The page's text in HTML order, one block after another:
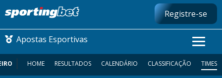
Registre-se
Apostas Esportivas
HOME RESULTADOS CALENDÁRIO CLASSIFICAÇÃO TIMES